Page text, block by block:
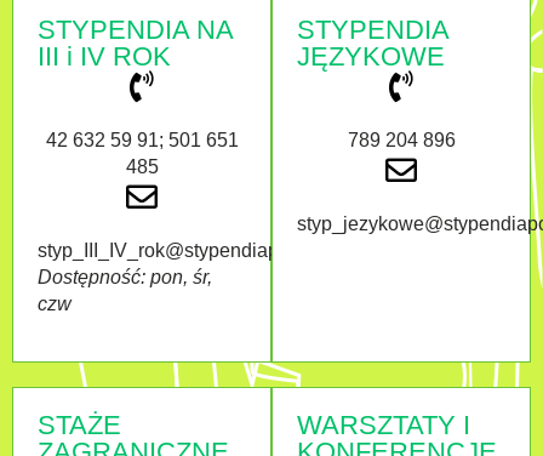
STYPENDIA NA
III i IV ROK
42 632 59 91; 501 651
485
styp_III_IV_rok@stypendiapomostowe.pl
Dostępność: pon, śr,
czw
STYPENDIA
JĘZYKOWE
789 204 896
STAŻE
WARSZTATY I